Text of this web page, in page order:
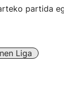
partida
Liga